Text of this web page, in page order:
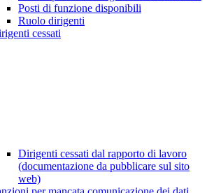
Posti di funzione disponibili
Ruolo dirigenti
cessati
Dirigenti cessati dal rapporto di lavoro
(documentazione da pubblicare sul sito
web)